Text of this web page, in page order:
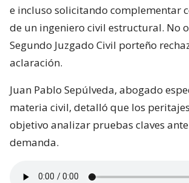
e incluso solicitando complementar
de un ingeniero civil estructural. No
Segundo Juzgado Civil porteño
aclaración.
Juan Pablo Sepúlveda, abogado
materia civil, detalló que los
objetivo analizar pruebas claves
demanda.